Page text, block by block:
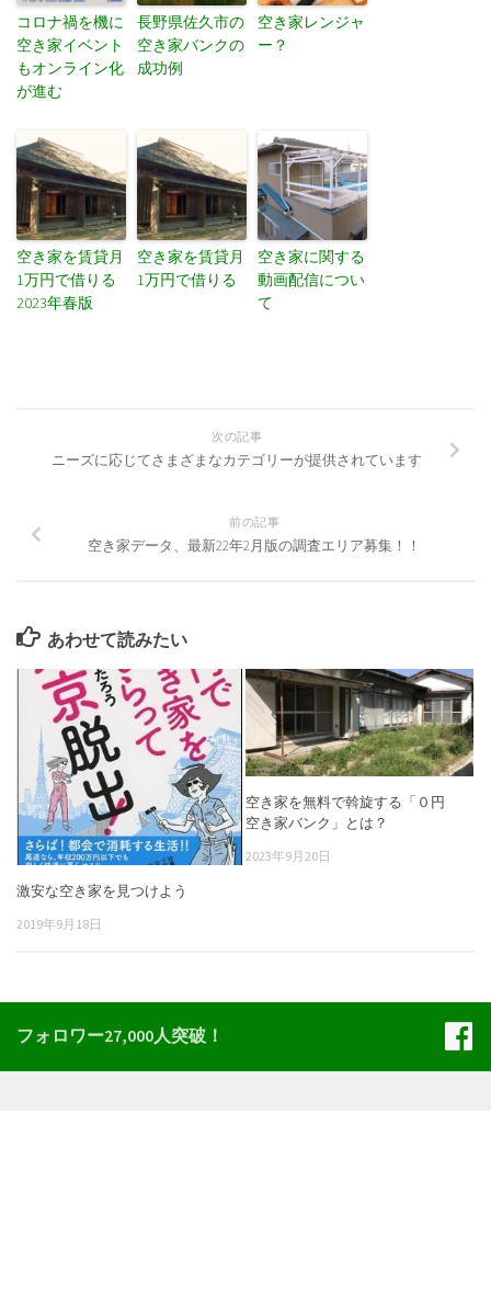
コロナ禍を機に
空き家イベント
もオンライン化
が進む
長野県佐久市の
空き家バンクの
成功例
空き家レンジャ
ー？
空き家を賃貸月
1万円で借りる
2023年春版
空き家を賃貸月
1万円で借りる
空き家に関する
動画配信につい
て
次の記事
ニーズに応じてさまざまなカテゴリーが提供されています
前の記事
空き家データ、最新22年2月版の調査エリア募集！！
あわせて読みたい
激安な空き家を見つけよう
2019年9月18日
空き家を無料で斡旋する「０円
空き家バンク」とは？
2023年9月20日
フォロワー27,000人突破！